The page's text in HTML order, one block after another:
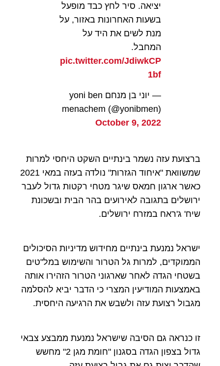
יציאה. סיר לחץ כבד מופעל
בשעות האחרונות באזור, על
מנת לשים את היד על
המחבל.
pic.twitter.com/JdiwkCP
1bf
— יוני בן מנחם yoni ben
menachem (@yonibmen)
October 9, 2022
ברצועת עזה נשמר בינתיים השקט היחסי למרות
שמשוואת "איחוד הגזרות" נולדה בעזה במאי 2021
כאשר ארגון חמאס שיגר מטחי רקטות גדול לעבר
ירושלים בתגובה לאירועים בהר הבית ובשכונת
שיח' ג'ראח במזרח ירושלים.
ישראל נמנעת בינתיים מחידוש מדיניות הסיכולים
הממוקדים, למרות גל הטרור והשימוש במל"טים
בשטחי הגדה לאחר שארגוני הטרור הזהירו אותה
באמצעות המודיעין המצרי כי הדבר יביא להסלמה
מגבול רצועת עזה ולשבש את הרגיעה היחסית.
זו כנראה גם הסיבה שישראל נמנעת ממבצע צבאי
גדול בצפון הגדה בסגנון "חומת מגן 2" מחשש